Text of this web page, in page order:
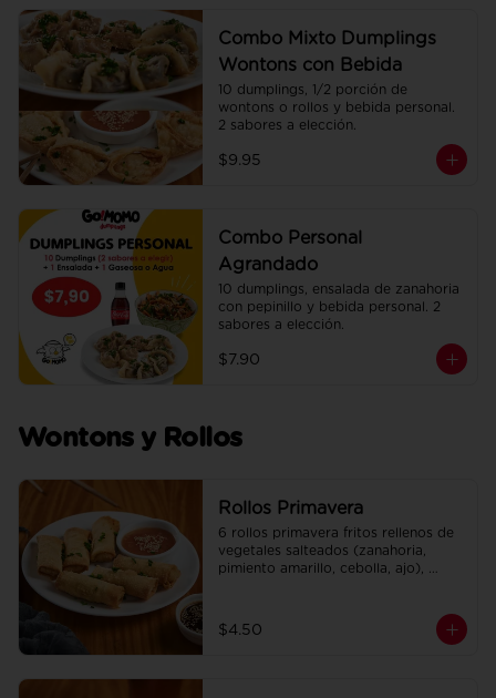
Combo Mixto Dumplings
Wontons con Bebida
10 dumplings, 1/2 porción de
wontons o rollos y bebida personal.
2 sabores a elección.
$9.95
Combo Personal
Agrandado
10 dumplings, ensalada de zanahoria
con pepinillo y bebida personal. 2
sabores a elección.
$7.90
Wontons y Rollos
Rollos Primavera
6 rollos primavera fritos rellenos de
vegetales salteados (zanahoria,
pimiento amarillo, cebolla, ajo),
agridulce.
$4.50